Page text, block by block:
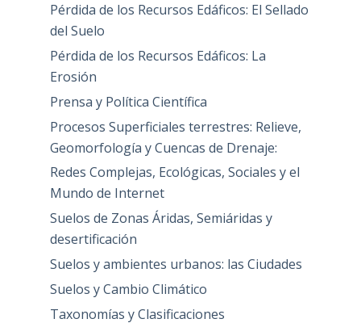
Pérdida de los Recursos Edáficos: El Sellado
del Suelo
Pérdida de los Recursos Edáficos: La
Erosión
Prensa y Política Científica
Procesos Superficiales terrestres: Relieve,
Geomorfología y Cuencas de Drenaje:
Redes Complejas, Ecológicas, Sociales y el
Mundo de Internet
Suelos de Zonas Áridas, Semiáridas y
desertificación
Suelos y ambientes urbanos: las Ciudades
Suelos y Cambio Climático
Taxonomías y Clasificaciones